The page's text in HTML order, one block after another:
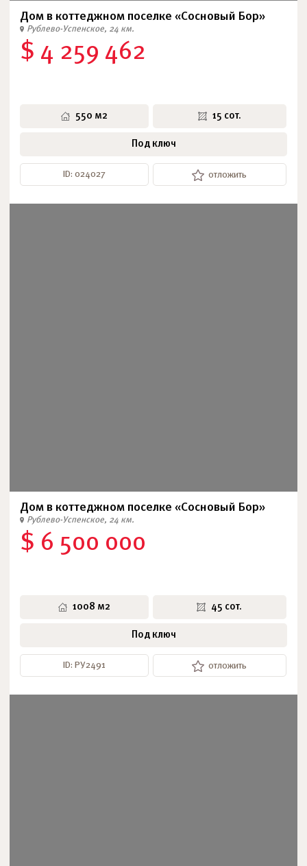
Дом в коттеджном поселке «Сосновый Бор»
Рублево-Успенское, 24 км.
$ 4 259 462
550 м2 15 сот.
Под ключ
ID: 024027 отложить
Дом в коттеджном поселке «Сосновый Бор»
Рублево-Успенское, 24 км.
$ 6 500 000
1008 м2 45 сот.
Под ключ
ID: РУ2491 отложить